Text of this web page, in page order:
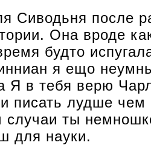
Сиводьня после
Она вроде
будто
я ещо
Я в тебя верю
и писать лудше
случаи ты
для науки.